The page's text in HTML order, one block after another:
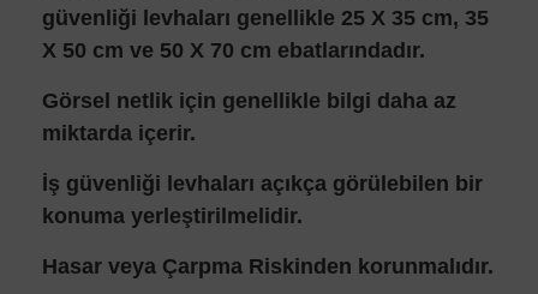
güvenliği levhaları genellikle 25 X 35 cm, 35
X 50 cm ve 50 X 70 cm ebatlarındadır.
Görsel netlik için genellikle bilgi daha az
miktarda içerir.
İş güvenliği levhaları açıkça görülebilen bir
konuma yerleştirilmelidir.
Hasar veya Çarpma Riskinden korunmalıdır.